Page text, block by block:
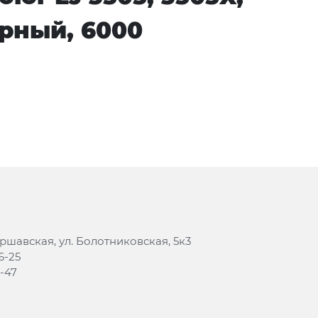
6000
ул. Болотниковская, 5к3
25
47